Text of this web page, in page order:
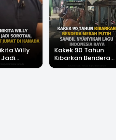
Willy
Jadi
Imami
Kakek 90 Tahun
Kibarkan Bendera
Merah Putih Sambil